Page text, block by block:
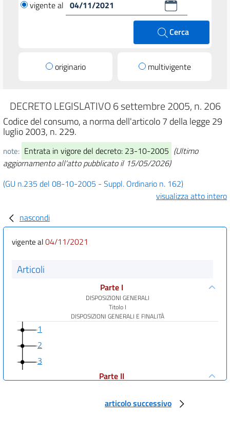
vigente al
Cerca
originario multivigente
DECRETO LEGISLATIVO 6 settembre 2005, n. 206
Codice del consumo, a norma dell'articolo 7 della legge 29
luglio 2003, n. 229.
note: Entrata in vigore del decreto: 23-10-2005 (Ultimo
aggiornamento all'atto pubblicato il 15/05/2026)
(GU n.235 del 08-10-2005 - Suppl. Ordinario n. 162)
visualizza atto intero
nascondi
vigente al04/11/2021
Articoli
Parte I
DISPOSIZIONI GENERALI
Titolo I
DISPOSIZIONI GENERALI E FINALITÀ
1
2
3
Parte II
EDUCAZIONE DEL CONSUMATORE
articolo successivo